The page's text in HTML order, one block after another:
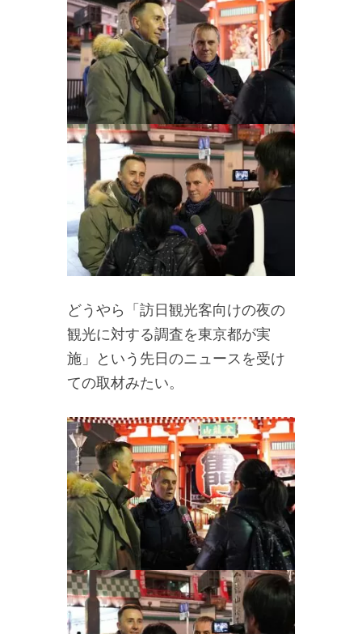
どうやら「訪日観光客向けの夜の
観光に対する調査を東京都が実
施」という先日のニュースを受け
ての取材みたい。